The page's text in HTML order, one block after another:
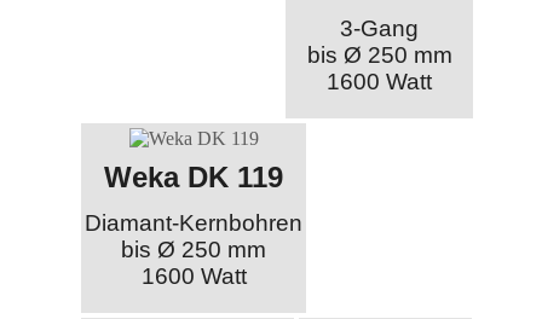
3-Gang
bis Ø 250 mm
1600 Watt
Weka DK 119
Diamant-Kernbohren
bis Ø 250 mm
1600 Watt